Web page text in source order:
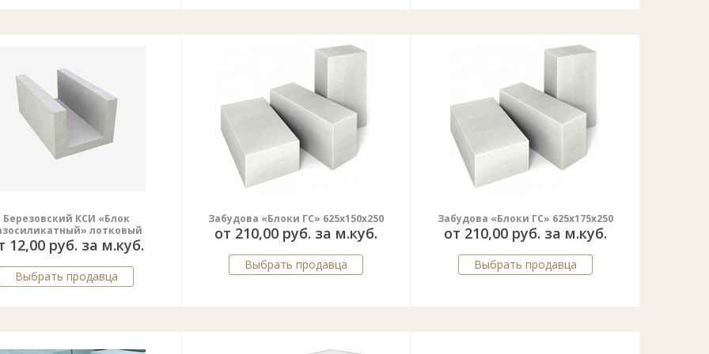
Березовский КСИ «Блок
лотковый
12,00 руб. за м.куб.
Выбрать продавца
Забудова «Блоки ГС» 625x150x250
от 210,00 руб. за м.куб.
Выбрать продавца
Забудова «Блоки ГС» 625x175x250
от 210,00 руб. за м.куб.
Выбрать продавца